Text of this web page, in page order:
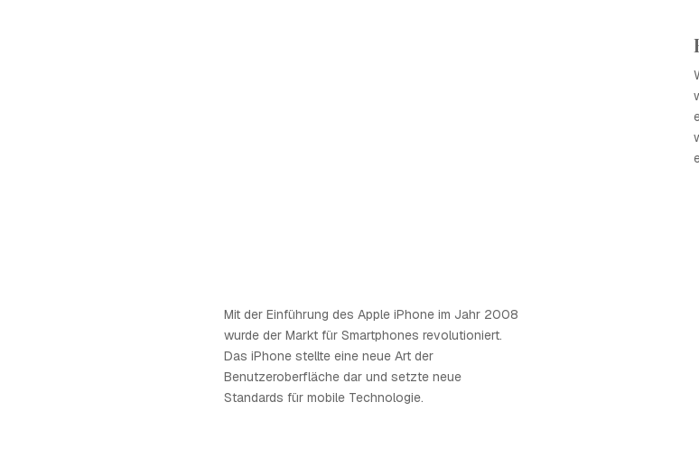
Mit der Einführung des Apple iPhone im Jahr 2008
wurde der Markt für Smartphones revolutioniert.
Das iPhone stellte eine neue Art der
Benutzeroberfläche dar und setzte neue
Standards für mobile Technologie.